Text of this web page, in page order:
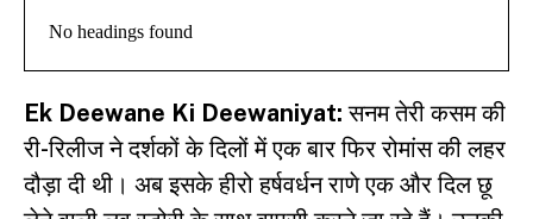
No headings found
Ek Deewane Ki Deewaniyat: सनम तेरी कसम की
री-रिलीज ने दर्शकों के दिलों में एक बार फिर रोमांस की लहर
दौड़ा दी थी। अब इसके हीरो हर्षवर्धन राणे एक और दिल छू